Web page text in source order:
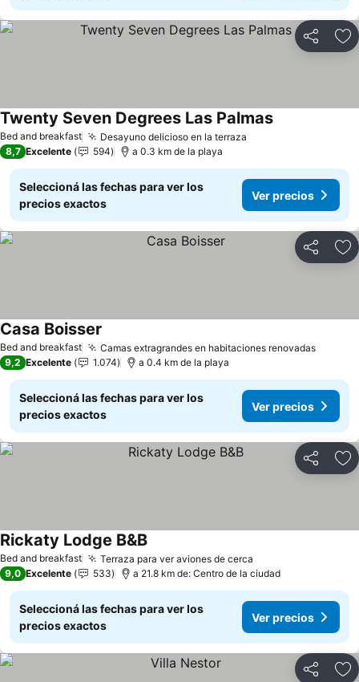
Compartir
Bed and breakfast Desayuno delicioso en la terraza
Twenty Seven Degrees Las Palmas
8,7 Excelente 594 a 0.3 km de la playa
Seleccioná las fechas para ver los
precios exactos
Ver precios
Compartir
Bed and breakfast Camas extragrandes en habitaciones renovadas
Casa Boisser
9,2 Excelente 1.074 a 0.4 km de la playa
Seleccioná las fechas para ver los
precios exactos
Ver precios
Compartir
Bed and breakfast Terraza para ver aviones de cerca
Rickaty Lodge B&B
9,0 Excelente 533 a 21.8 km de: Centro de la ciudad
Seleccioná las fechas para ver los
precios exactos
Ver precios
Compartir